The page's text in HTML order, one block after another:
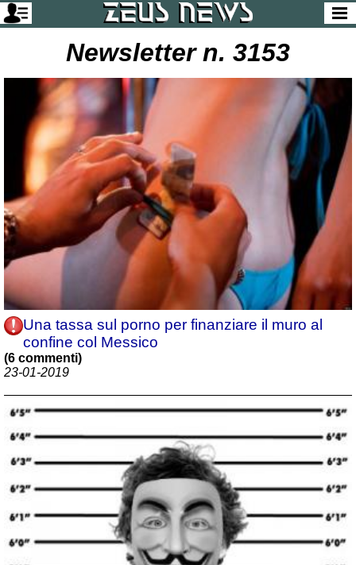
Newsletter n. 3153
Una tassa sul porno per finanziare il muro al
confine col Messico
(6 commenti)
23-01-2019